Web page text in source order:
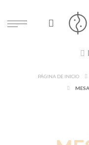
PÁGINA DE INICIO